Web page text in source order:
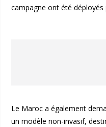
campagne ont été déployés
Le Maroc a également
un modèle non-invasif,